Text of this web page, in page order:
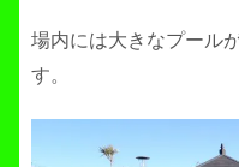
場内には大きなプール
す。